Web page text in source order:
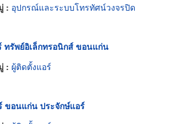
: อุปกรณ์และระบบโทรทัศน์วงจรปิด
ทรัพย์อิเล็กทรอนิกส์ ขอนแก่น
: ผู้ติดตั้งแอร์
ขอนแก่น ประจักษ์แอร์